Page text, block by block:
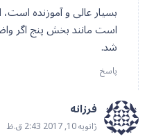
بسیار عالی و آموزنده
است مانند بخش پنج اگر
شد.
پاسخ
فرزانه
ژانویه 10, 2017 2:43 ق.ظ